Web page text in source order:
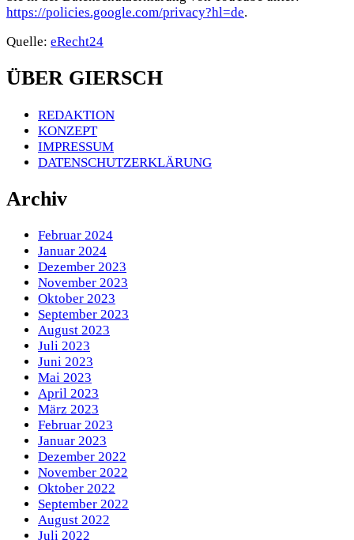
https://policies.google.com/privacy?hl=de.
Quelle: eRecht24
ÜBER GIERSCH
REDAKTION
KONZEPT
IMPRESSUM
DATENSCHUTZERKLÄRUNG
Archiv
Februar 2024
Januar 2024
Dezember 2023
November 2023
Oktober 2023
September 2023
August 2023
Juli 2023
Juni 2023
Mai 2023
April 2023
März 2023
Februar 2023
Januar 2023
Dezember 2022
November 2022
Oktober 2022
September 2022
August 2022
Juli 2022